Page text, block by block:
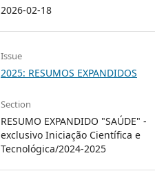
2026-02-18
Issue
2025: RESUMOS EXPANDIDOS
Section
RESUMO EXPANDIDO "SAÚDE" -
exclusivo Iniciação Científica e
Tecnológica/2024-2025